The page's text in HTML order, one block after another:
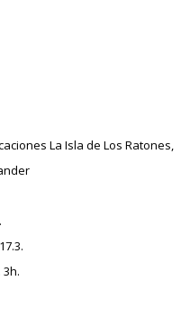
La Isla de Los Ratones,
3h.